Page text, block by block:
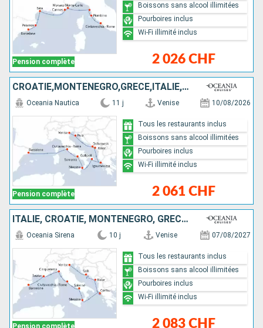
Pension complète 2 026 CHF
Boissons sans alcool illimitées
Pourboires inclus
Wi-Fi illimité inclus
CROATIE,MONTÉNÉGRO,GRÈCE,ITALIE,ESPAGNE
Pension complète
Oceania Nautica 11 j Venise 10/08/2026
2 061 CHF
Tous les restaurants inclus
Boissons sans alcool illimitées
Pourboires inclus
Wi-Fi illimité inclus
ITALIE, CROATIE, MONTÉNÉGRO, GRÈCE, FRANCE, ESPAGNE
Pension complète
Oceania Sirena 10 j Venise 07/08/2027
2 083 CHF
Tous les restaurants inclus
Boissons sans alcool illimitées
Pourboires inclus
Wi-Fi illimité inclus